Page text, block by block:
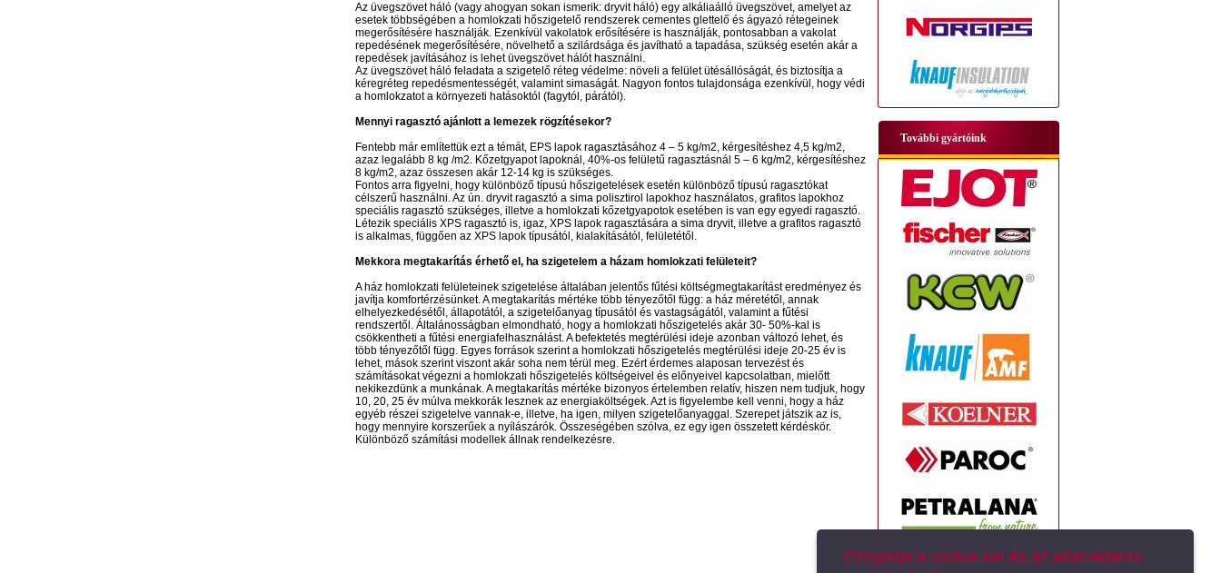
Az üvegszövet háló (vagy ahogyan sokan ismerik: dryvit háló) egy alkáliaálló üvegszövet, amelyet az
esetek többségében a homlokzati hőszigetelő rendszerek cementes glettelő és ágyazó rétegeinek
megerősítésére használják. Ezenkívül vakolatok erősítésére is használják, pontosabban a vakolat
repedésének megerősítésére, növelhető a szilárdsága és javítható a tapadása, szükség esetén akár a
repedések javításához is lehet üvegszövet hálót használni.
Az üvegszövet háló feladata a szigetelő réteg védelme: növeli a felület ütésállóságát, és biztosítja a
kéregréteg repedésmentességét, valamint simaságát. Nagyon fontos tulajdonsága ezenkívül, hogy védi
a homlokzatot a környezeti hatásoktól (fagytól, párától).
Mennyi ragasztó ajánlott a lemezek rögzítésekor?
Fentebb már említettük ezt a témát, EPS lapok ragasztásához 4 – 5 kg/m2, kérgesítéshez 4,5 kg/m2,
azaz legalább 8 kg /m2. Kőzetgyapot lapoknál, 40%-os felületű ragasztásnál 5 – 6 kg/m2, kérgesítéshez
8 kg/m2, azaz összesen akár 12-14 kg is szükséges.
Fontos arra figyelni, hogy különböző típusú hőszigetelések esetén különböző típusú ragasztókat
célszerű használni. Az ún. dryvit ragasztó a sima polisztirol lapokhoz használatos, grafitos lapokhoz
speciális ragasztó szükséges, illetve a homlokzati kőzetgyapotok esetében is van egy egyedi ragasztó.
Létezik speciális XPS ragasztó is, igaz, XPS lapok ragasztására a sima dryvit, illetve a grafitos ragasztó
is alkalmas, függően az XPS lapok típusától, kialakításától, felületétől.
Mekkora megtakarítás érhető el, ha szigetelem a házam homlokzati felületeit?
A ház homlokzati felületeinek szigetelése általában jelentős fűtési költségmegtakarítást eredményez és
javítja komfortérzésünket. A megtakarítás mértéke több tényezőtől függ: a ház méretétől, annak
elhelyezkedésétől, állapotától, a szigetelőanyag típusától és vastagságától, valamint a fűtési
rendszertől. Általánosságban elmondható, hogy a homlokzati hőszigetelés akár 30- 50%-kal is
csökkentheti a fűtési energiafelhasználást. A befektetés megtérülési ideje azonban változó lehet, és
több tényezőtől függ. Egyes források szerint a homlokzati hőszigetelés megtérülési ideje 20-25 év is
lehet, mások szerint viszont akár soha nem térül meg. Ezért érdemes alaposan tervezést és
számításokat végezni a homlokzati hőszigetelés költségeivel és előnyeivel kapcsolatban, mielőtt
nekikezdünk a munkának. A megtakarítás mértéke bizonyos értelemben relatív, hiszen nem tudjuk, hogy
10, 20, 25 év múlva mekkorák lesznek az energiaköltségek. Azt is figyelembe kell venni, hogy a ház
egyéb részei szigetelve vannak-e, illetve, ha igen, milyen szigetelőanyaggal. Szerepet játszik az is,
hogy mennyire korszerűek a nyílászárók. Összeségében szólva, ez egy igen összetett kérdéskör.
Különböző számítási modellek állnak rendelkezésre.
További gyártóink
Elfogadja a cookie-kat és az adatvédelmi